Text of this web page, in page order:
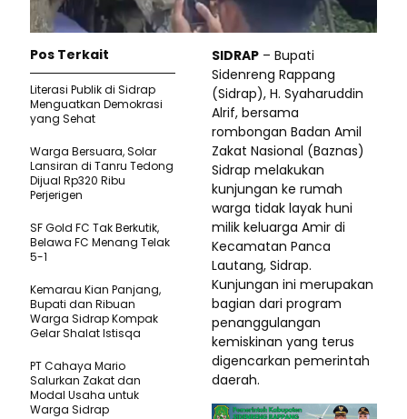
SIDRAP – Bupati
Sidenreng Rappang
(Sidrap), H. Syaharuddin
Alrif, bersama
rombongan Badan Amil
Zakat Nasional (Baznas)
Sidrap melakukan
kunjungan ke rumah
warga tidak layak huni
milik keluarga Amir di
Kecamatan Panca
Lautang, Sidrap.
Kunjungan ini merupakan
bagian dari program
penanggulangan
kemiskinan yang terus
digencarkan pemerintah
daerah.
Pos Terkait
Literasi Publik di Sidrap
Menguatkan Demokrasi
yang Sehat
Warga Bersuara, Solar
Lansiran di Tanru Tedong
Dijual Rp320 Ribu
Perjerigen
SF Gold FC Tak Berkutik,
Belawa FC Menang Telak
5-1
Kemarau Kian Panjang,
Bupati dan Ribuan
Warga Sidrap Kompak
Gelar Shalat Istisqa
PT Cahaya Mario
Salurkan Zakat dan
Modal Usaha untuk
Warga Sidrap